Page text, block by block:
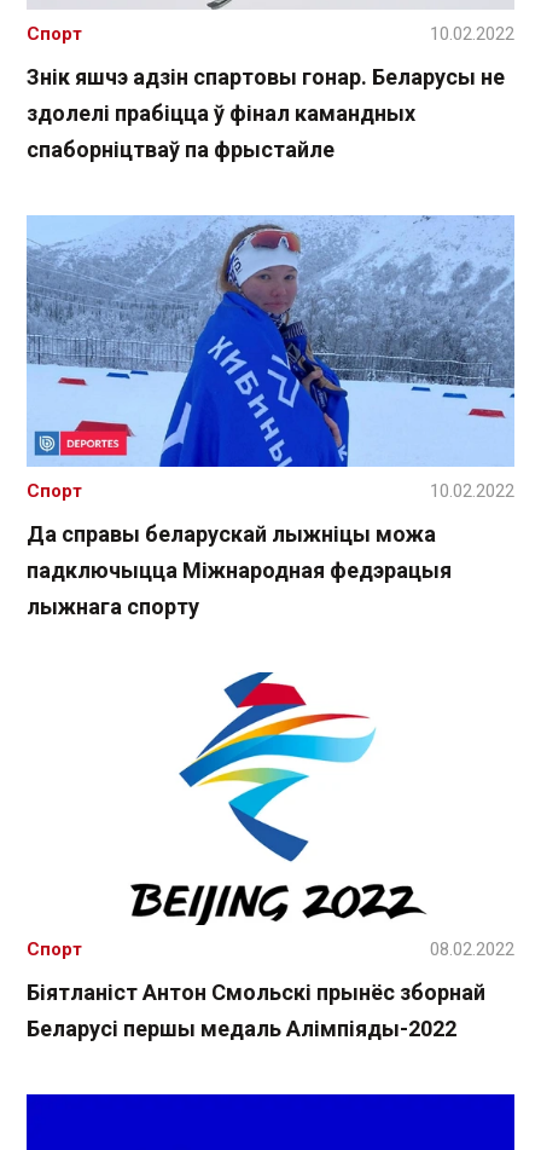
Знік яшчэ адзін спартовы гонар. Беларусы не
здолелі прабіцца ў фінал камандных
спаборніцтваў па фрыстайле
Спорт 10.02.2022
Да справы беларускай лыжніцы можа
падключыцца Міжнародная федэрацыя
лыжнага спорту
Спорт 10.02.2022
Біятланіст Антон Смольскі прынёс зборнай
Беларусі першы медаль Алімпіяды-2022
Спорт 08.02.2022